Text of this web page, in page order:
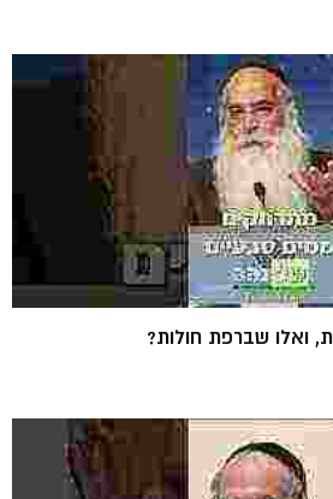
ואלו שברפת חולות?